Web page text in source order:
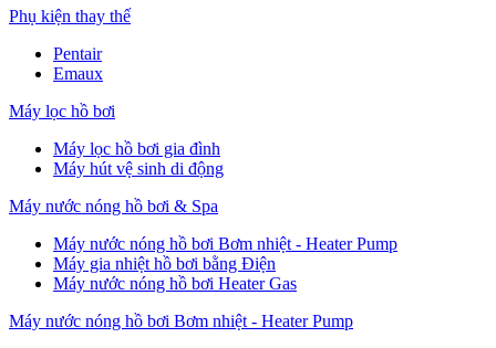
Phụ kiện thay thế
Pentair
Emaux
Máy lọc hồ bơi
Máy lọc hồ bơi gia đình
Máy hút vệ sinh di động
Máy nước nóng hồ bơi & Spa
Máy nước nóng hồ bơi Bơm nhiệt - Heater Pump
Máy gia nhiệt hồ bơi bằng Điện
Máy nước nóng hồ bơi Heater Gas
Máy nước nóng hồ bơi Bơm nhiệt - Heater Pump